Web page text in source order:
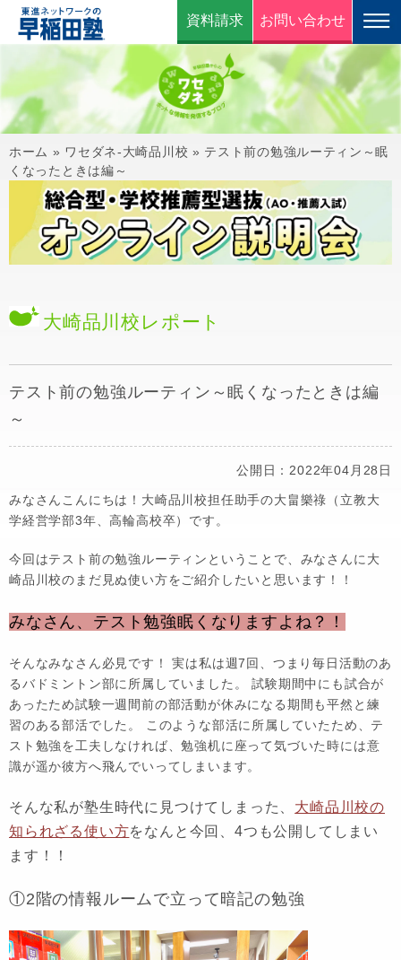
資料請求 お問い合わせ
ホーム » ワセダネ-大崎品川校 » テスト前の勉強ルーティン～眠
くなったときは編～
大崎品川校 レポート
テスト前の勉強ルーティン～眠くなったときは編
～
公開日：2022年04月28日
みなさんこんにちは！大崎品川校担任助手の大畠樂祿（立教大
学経営学部3年、高輪高校卒）です。
今回はテスト前の勉強ルーティンということで、みなさんに大
崎品川校のまだ見ぬ使い方をご紹介したいと思います！！
みなさん、テスト勉強眠くなりますよね？！
そんなみなさん必見です！ 実は私は週7回、つまり毎日活動のあ
るバドミントン部に所属していました。 試験期間中にも試合が
あったため試験一週間前の部活動が休みになる期間も平然と練
習のある部活でした。 このような部活に所属していたため、テ
スト勉強を工夫しなければ、勉強机に座って気づいた時には意
識が遥か彼方へ飛んでいってしまいます。
そんな私が塾生時代に見つけてしまった、 大崎品川校の
知られざる使い方をなんと今回、4つも公開してしまい
ます！！
①2階の情報ルームで立って暗記の勉強